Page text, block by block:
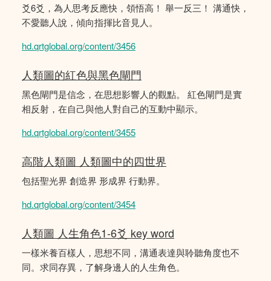
爻6爻，為人思考反應快，領悟高！ 舉一反三！ 溝通快，
不愛聽人說，傾向指揮比音見人。
hd.qrtglobal.org/content/3456
人類圖的紅色與黑色閘門
黑色閘門是信念，在思想影響人的觀點。 紅色閘門是實
相反射，在自己與他人對自己的互動中顯示。
hd.qrtglobal.org/content/3455
高階人類圖 人類圖中的四世界
包括聖光界 創造界 形成界 行動界。
hd.qrtglobal.org/content/3454
人類圖 人生角色1-6爻 key word
一樣米養百樣人，思想不同，溝通表達與聆聽角度也不
同。求同存異，了解身邊人的人生角色。